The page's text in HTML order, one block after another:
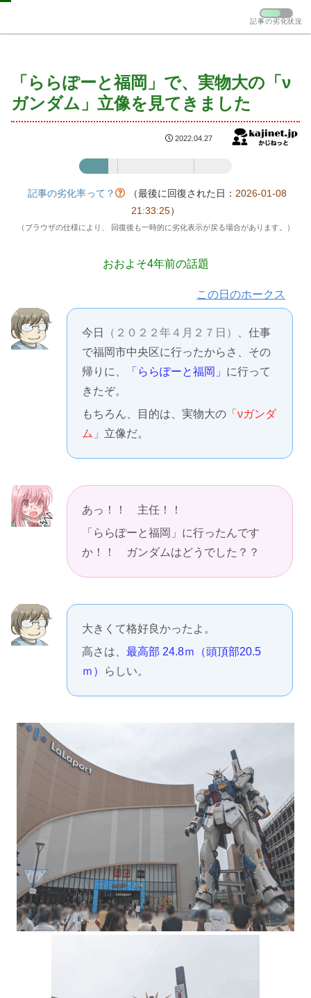
「ららぽーと福岡」で、実物大の「ν
ガンダム」立像を見てきました
2022.04.27
記事の劣化率って？ （最後に回復された日： 2026-01-08
21:33:25）
（ブラウザの仕様により、 回復後も一時的に劣化表示が戻る場合があります。）
おおよそ4年前の話題
この日のホークス
今日 （２０２２年４月２７日）
、仕事
で福岡市中央区に行ったからさ、その
帰りに、
「ららぽーと福岡」 に行って
きたぞ。
もちろん、目的は、実物大の 「νガンダ
ム」 立像だ。
あっ！！ 主任！！
「ららぽーと福岡」に行ったんです
か！！ ガンダムはどうでした？？
大きくて格好良かったよ。
高さは、 最高部 24.8ｍ（頭頂部20.5
ｍ）
らしい。
記事の劣化状況